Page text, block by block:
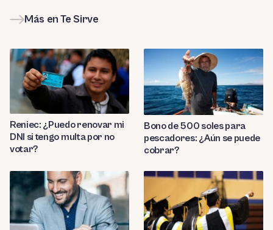
Más en Te Sirve
Reniec: ¿Puedo renovar mi
DNI si tengo multa por no
votar?
Bono de 500 soles para
pescadores: ¿Aún se puede
cobrar?